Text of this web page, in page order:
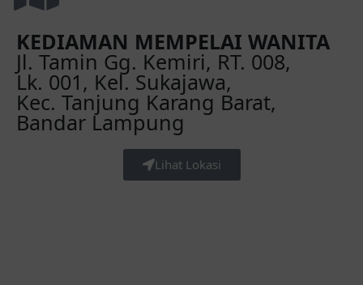
KEDIAMAN MEMPELAI WANITA
Jl. Tamin Gg. Kemiri, RT. 008,
Lk. 001, Kel. Sukajawa,
Kec. Tanjung Karang Barat,
Bandar Lampung
Lihat Lokasi